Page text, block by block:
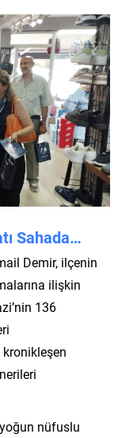
Sahada…
Demir, ilçenin
ilişkin
136
yoğun nüfuslu